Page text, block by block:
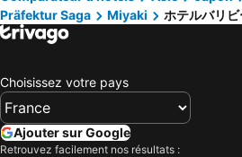
Präfektur Saga
Miyaki ホテルバリ
Choisissez votre pays
Ajouter sur Google
Retrouvez facilement nos résultats :